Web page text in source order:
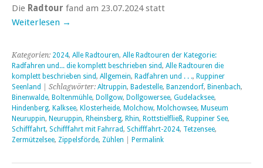
Die Radtour fand am 23.07.2024 statt
Weiterlesen →
Kategorien: 2024, Alle Radtouren, Alle Radtouren der Kategorie:
Radfahren und... die komplett beschrieben sind, Alle Radtouren die
komplett beschrieben sind, Allgemein, Radfahren und . . ., Ruppiner
Seenland
| Schlagwörter: Altruppin, Badestelle, Banzendorf, Binenbach,
Binenwalde, Boltenmühle, Dollgow, Dollgowersee, Gudelacksee,
Hindenberg, Kalksee, Klosterheide, Molchow, Molchowsee, Museum
Neuruppin, Neuruppin, Rheinsberg, Rhin, Rottstielfließ, Ruppiner See,
Schifffahrt, Schifffahrt mit Fahrrad, Schifffahrt-2024, Tetzensee,
Zermützelsee, Zippelsförde, Zühlen Permalink